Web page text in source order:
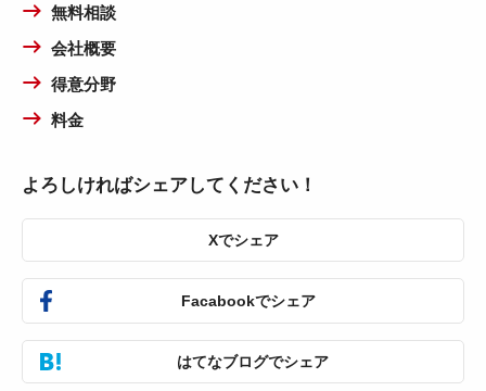
無料相談
会社概要
得意分野
料金
よろしければシェアしてください！
Xでシェア
Facabookでシェア
はてなブログでシェア